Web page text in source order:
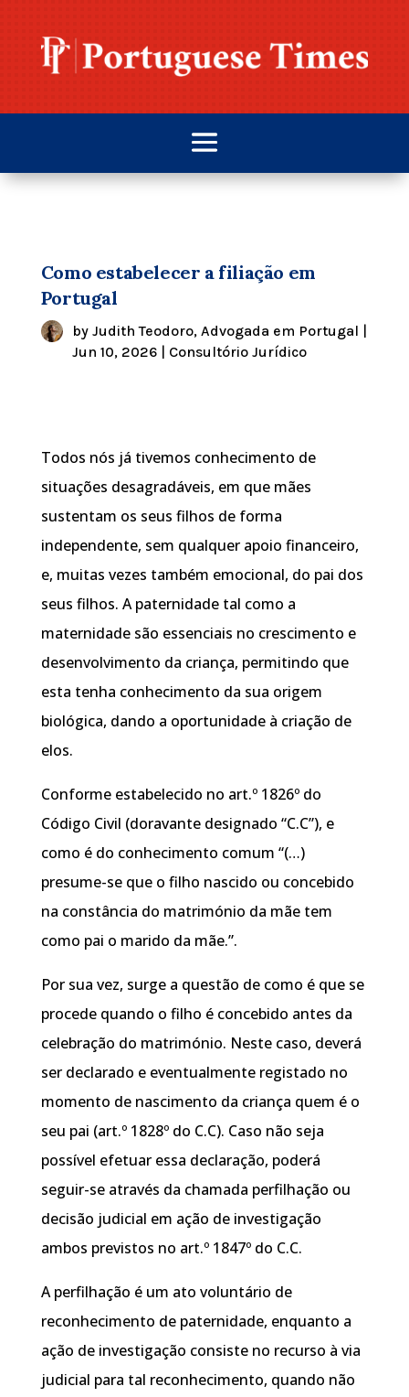
Como estabelecer a filiação em
Portugal
by Judith Teodoro, Advogada em Portugal |
Jun 10, 2026| Consultório Jurídico
Todos nós já tivemos conhecimento de
situações desagradáveis, em que mães
sustentam os seus filhos de forma
independente, sem qualquer apoio financeiro,
e, muitas vezes também emocional, do pai dos
seus filhos. A paternidade tal como a
maternidade são essenciais no crescimento e
desenvolvimento da criança, permitindo que
esta tenha conhecimento da sua origem
biológica, dando a oportunidade à criação de
elos.
Conforme estabelecido no art.º 1826º do
Código Civil (doravante designado “C.C”), e
como é do conhecimento comum “(…)
presume-se que o filho nascido ou concebido
na constância do matrimónio da mãe tem
como pai o marido da mãe.”.
Por sua vez, surge a questão de como é que se
procede quando o filho é concebido antes da
celebração do matrimónio. Neste caso, deverá
ser declarado e eventualmente registado no
momento de nascimento da criança quem é o
seu pai (art.º 1828º do C.C). Caso não seja
possível efetuar essa declaração, poderá
seguir-se através da chamada perfilhação ou
decisão judicial em ação de investigação
ambos previstos no art.º 1847º do C.C.
A perfilhação é um ato voluntário de
reconhecimento de paternidade, enquanto a
ação de investigação consiste no recurso à via
judicial para tal reconhecimento, quando não